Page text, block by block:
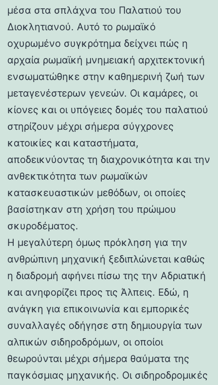
μέσα στα σπλάχνα του Παλατιού του
Διοκλητιανού. Αυτό το ρωμαϊκό
οχυρωμένο συγκρότημα δείχνει πώς η
αρχαία ρωμαϊκή μνημειακή αρχιτεκτονική
ενσωματώθηκε στην καθημερινή ζωή των
μεταγενέστερων γενεών. Οι καμάρες, οι
κίονες και οι υπόγειες δομές του παλατιού
στηρίζουν μέχρι σήμερα σύγχρονες
κατοικίες και καταστήματα,
αποδεικνύοντας τη διαχρονικότητα και την
ανθεκτικότητα των ρωμαϊκών
κατασκευαστικών μεθόδων, οι οποίες
βασίστηκαν στη χρήση του πρώιμου
σκυροδέματος.
Η μεγαλύτερη όμως πρόκληση για την
ανθρώπινη μηχανική ξεδιπλώνεται καθώς
η διαδρομή αφήνει πίσω της την Αδριατική
και ανηφορίζει προς τις Άλπεις. Εδώ, η
ανάγκη για επικοινωνία και εμπορικές
συναλλαγές οδήγησε στη δημιουργία των
αλπικών σιδηροδρόμων, οι οποίοι
θεωρούνται μέχρι σήμερα θαύματα της
παγκόσμιας μηχανικής. Οι σιδηροδρομικές